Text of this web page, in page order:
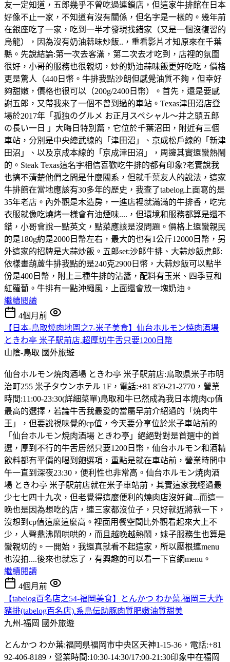
友一定知道，五郎幾乎不曾吃過連鎖店，但這家牛排館在日本
好像不止一家，不知道有沒有關係，但名字是一樣的。幾年前
在銀座吃了一家，吃到一半才發現找錯家（又是一個沒復習的
烏龍），因為沒有奶油蒜味炒飯..，重看影片才知原來在千葉
縣。先說結論:第一次去客滿，第二次去才吃到，店𥚃的氛圍
很好，小哥的服務也很親切，炒的奶油蒜味飯更好吃吃，價格
更是驚人（440日幣。牛排我點沙朗但感覺油質不夠，但幸好
夠甜嫩，價格也很可以（200g/2400日幣）。首先，還是要感
謝五郎，又帶我來了一個不曾到過的車站。Texas津田沼店登
場於2017年「孤独のグルメ お正月スペシャル～井之頭五郎
の長い一日 」大晦日特別篇，它位於千葉沼田，附近有三個
車站，分別是中央總武線的「津田沼」、京成松戶線的「新津
田沼」、以及京成本線的「京成津田沼」，周邊其實還蠻熱鬧
的。Steak Texas這名字相信喜歡吃牛排的都有印象?老實說我
也搞不清楚他們之間是什麼關系，但就千葉友人的說法，這家
牛排館在當地應該有30多年的歷史，我查了tabelog上面寫的是
35年老店。內外觀是木造房，一進店裡就滿滿的牛排香，吃完
衣服就像吃燒烤一樣會有油煙味....，但環境和服務都算是還不
錯，小哥會說一點英文，點菜應該是沒問題。價格上還蠻親民
的是180g約是2000日幣左右，最大的也有1公斤12000日幣，另
外這家的招牌是大蒜炒飯。五郎set:沙郎牛排、大蒜炒飯虎郎:
依樣畫葫蘆牛排我點的是240克2900日幣，大蒜炒飯可以點半
份是400日幣，附上三種牛排的沾醬，配料有玉米、四季豆和
紅蘿蔔。牛排有一點沖繩風，上面還會放一塊奶油。
繼續閱讀
4個月前
【日本-鳥取燒肉地圖之7-米子美食】仙台ホルモン焼肉酒場
ときわ亭 米子駅前店.超厚切牛舌只要1200日幣
山陰-鳥取 國外旅遊
仙台ホルモン焼肉酒場 ときわ亭 米子駅前店:鳥取県米子市明
治町255 米子タウンホテル 1F，電話:+81 859-21-2770，營業
時間:11:00-23:30(詳細菜單)鳥取和牛已然成為我日本燒肉cp值
最高的選擇，若論牛舌我最愛的當屬早前介紹過的「焼肉牛
王」，但要說視味覺的cp值，今天要分享位於米子車站前的
「仙台ホルモン焼肉酒場 ときわ亭」絕絕對對是首選中的首
選，厚到不行的牛舌居然只要1200日幣，仙台ホルモン和酒精
飲料都有平價的喝到飽選項，重點是就在車站前，營業時間中
午一直到深夜23:30，便利性也非常高。仙台ホルモン焼肉酒
場 ときわ亭 米子駅前店就在米子車站前，其實這家我經過最
少七七四十九次，但老覺得這麼便利的燒肉店沒好貨...而這一
晚也是因為想吃的店，連三家都沒位子，只好就近將就一下，
沒想到cp值這麼這麼高。裡面用餐空間比外觀看起來大上不
少，人聲鼎沸鬧哄哄的，而且越晚越熱鬧，妹子服務生也算是
蠻親切的。一開始，我還真就看不起這家，所以壓根連menu
也沒拍....後來也就忘了，有興趣的可以看一下官網menu。
繼續閱讀
4個月前
【tabelog百名店之54-福岡美食】とんかつ わか葉.福岡三大炸
豬排(tabelog百名店).系島伝助豚肉質肥嫩油質甜美
九州-福岡 國外旅遊
とんかつ わか葉:福岡県福岡市中央区天神1-15-36，電話:+81
92-406-8189，營業時間:10:30-14:30/17:00-21:30印象中在福岡